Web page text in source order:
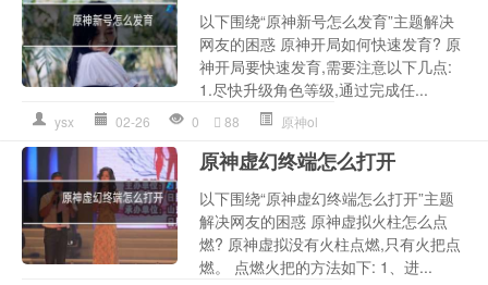
以下围绕“原神新号怎么发育”主题解决
网友的困惑 原神开局如何快速发育? 原
神开局要快速发育,需要注意以下几点:
1.尽快升级角色等级,通过完成任...
ysx 02-26 0 88 原神ol
原神虚幻终端怎么打开
以下围绕“原神虚幻终端怎么打开”主题
解决网友的困惑 原神虚拟火柱怎么点
燃? 原神虚拟没有火柱点燃,只有火把点
燃。 点燃火把的方法如下: 1、进...